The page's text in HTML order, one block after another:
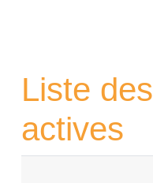
Liste
actives